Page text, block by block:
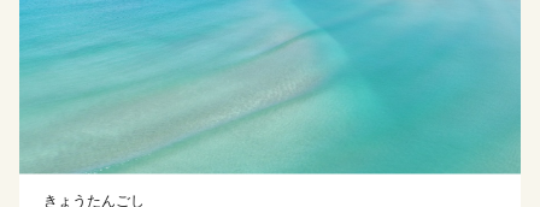
きょうたんごし